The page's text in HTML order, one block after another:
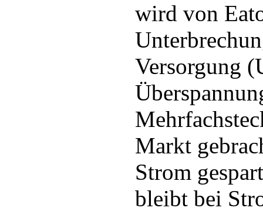
wird von
Versorgung
Markt
Strom
bleibt bei